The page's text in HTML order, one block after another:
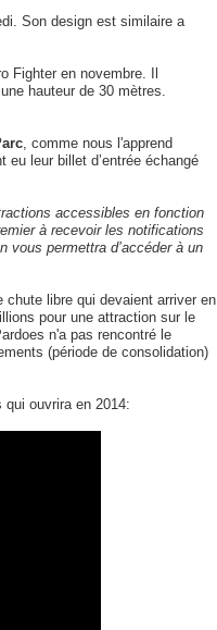
Son design est similaire a
Fighter en novembre. Il
hauteur de 30 mètres.
, comme nous l'apprend
leur billet d’entrée échangé
accessibles en fonction
à recevoir les notifications
permettra d’accéder à un
libre qui devaient arriver en
pour une attraction sur le
n'a pas rencontré le
(période de consolidation)
ouvrira en 2014: